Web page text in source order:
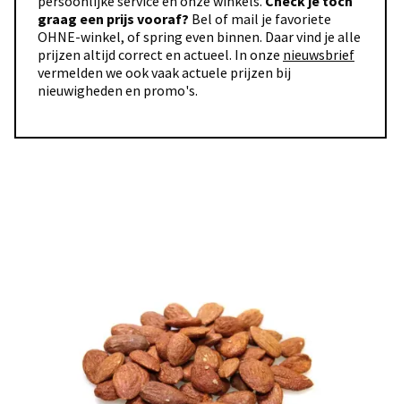
graag een prijs vooraf? Bel of mail je favoriete
OHNE-winkel, of spring even binnen. Daar vind je alle
prijzen altijd correct en actueel. In onze nieuwsbrief
vermelden we ook vaak actuele prijzen bij
nieuwigheden en promo's.